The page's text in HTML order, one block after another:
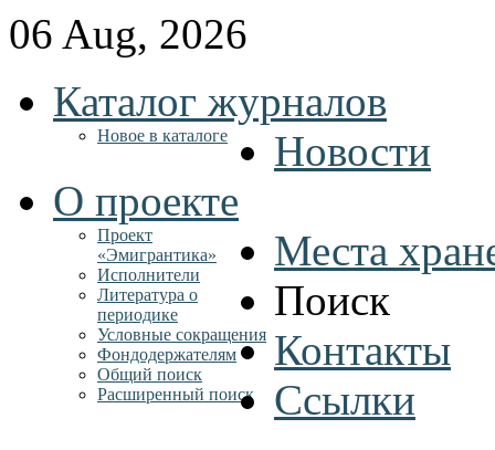
06 Aug, 2026
Каталог журналов
Новое в каталоге
Новости
О проекте
Проект
«Эмигрантика»
Исполнители
Литература о
периодике
Условные сокращения
Фондодержателям
Места
Поиск
Общий поиск
Расширенный поиск
Контакты
Ссылки